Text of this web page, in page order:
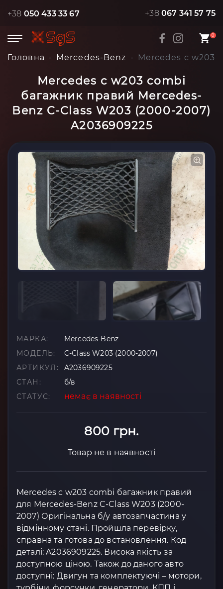
+38 050 433 33 67 +38 067 341 57 75
0
Головна Mercedes-Benz Mercedes c w203
Mercedes c w203 combi
багажник правий Mercedes-
Benz C-Class W203 (2000-2007)
A2036909225
МАРКА:
Mercedes-Benz
МОДЕЛЬ:
C-Class W203 (2000-2007)
АРТИКУЛ:
A2036909225
СТАН:
б/в
СТАТУС:
немає в наявності
800 грн.
Товар не в наявності
Mercedes c w203 combi багажник правий
для Mercedes-Benz C-Class W203 (2000-
2007) Оригінальна б/у автозапчастина у
відмінному стані. Пройшла перевірку,
справна та готова до встановлення. Код
деталі: A2036909225. Висока якість за
доступною ціною. Також до даного авто
доступні: Двигун та комплектуючі – мотори,